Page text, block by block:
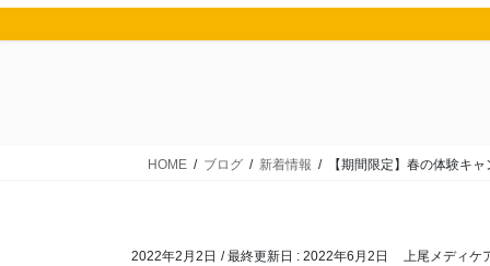
に
移
ョ
ン
HOME ブログ 新着情報 【期間限定】春の体験キ
2022年2月2日 / 最終更新日 : 2022年6月2日 上尾メディケ